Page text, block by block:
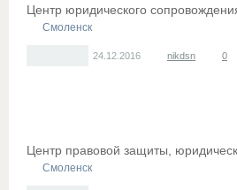
Центр юридического
Смоленск
24.12.2016 nikdsn 0
Центр правовой защиты,
Смоленск